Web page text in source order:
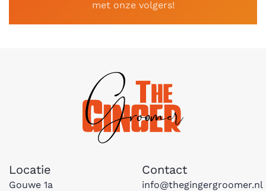
met onze volgers!
Locatie
Gouwe 1a
Contact
info@thegingergroomer.nl